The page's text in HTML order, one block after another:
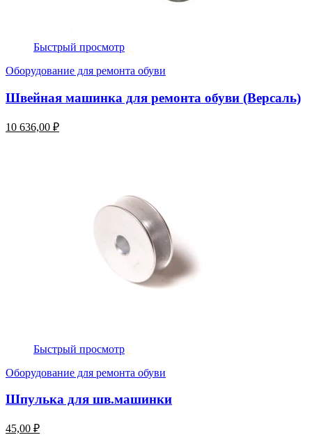
Быстрый просмотр
Оборудование для ремонта обуви
Швейная машинка для ремонта обуви (Версаль)
10 636,00 ₽
Быстрый просмотр
Оборудование для ремонта обуви
Шпулька для шв.машинки
45,00 ₽